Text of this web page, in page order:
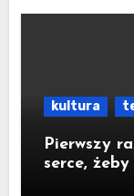
kultura
Pierwszy
serce,